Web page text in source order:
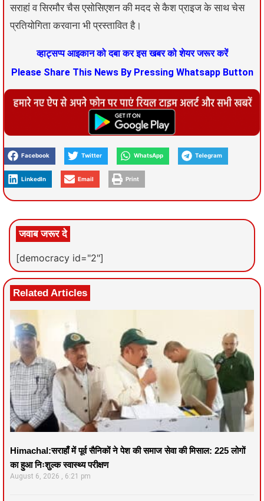
सराहां व सिरमौर चैस एसोसिएशन की मदद से कैश प्राइज के साथ चेस
प्रतियोगिता करवाना भी प्रस्तावित है।
व्हाट्सप्प आइकान को दबा कर इस खबर को शेयर जरूर करें
Please Share This News By Pressing Whatsapp Button
Facebook Twitter WhatsApp Telegram
LinkedIn Email Print
जवाब जरूर दे
[democracy id="2"]
Related Articles
Himachal:सराहाँ में पूर्व सैनिकों ने पेश की समाज सेवा की मिसाल: 225 लोगों
का हुआ निःशुल्क स्वास्थ्य परीक्षण
August 6, 2026 6:21 pm